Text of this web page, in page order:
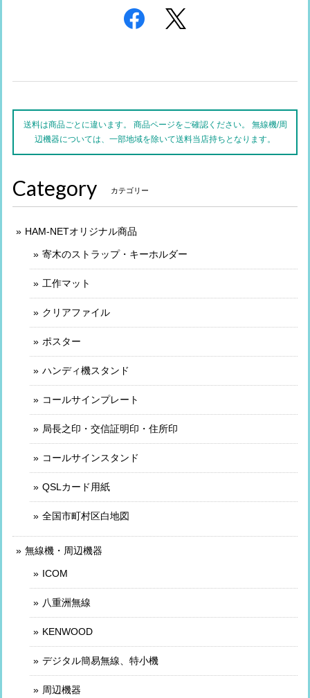
送料は商品ごとに違います。 商品ページをご確認ください。 無線機/周
辺機器については、一部地域を除いて送料当店持ちとなります。
Category カテゴリー
HAM-NETオリジナル商品
寄木のストラップ・キーホルダー
工作マット
クリアファイル
ポスター
ハンディ機スタンド
コールサインプレート
局長之印・交信証明印・住所印
コールサインスタンド
QSLカード用紙
全国市町村区白地図
無線機・周辺機器
ICOM
八重洲無線
KENWOOD
デジタル簡易無線、特小機
周辺機器